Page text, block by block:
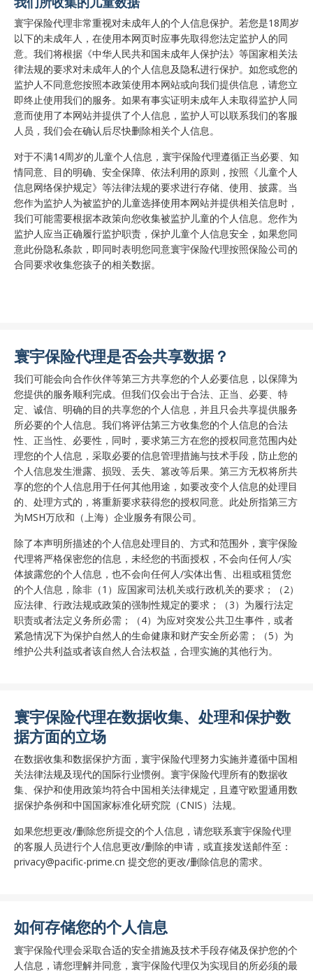
寰宇保险代理非常重视对未成年人的个人信息保护。若您是18周岁
以下的未成年人，在使用本网页时应事先取得您法定监护人的同
意。我们将根据《中华人民共和国未成年人保护法》等国家相关法
律法规的要求对未成年人的个人信息及隐私进行保护。如您或您的
监护人不同意您按照本政策使用本网站或向我们提供信息，请您立
即终止使用我们的服务。如果有事实证明未成年人未取得监护人同
意而使用了本网站并提供了个人信息，监护人可以联系我们的客服
人员，我们会在确认后尽快删除相关个人信息。
对于不满14周岁的儿童个人信息，寰宇保险代理遵循正当必要、知
情同意、目的明确、安全保障、依法利用的原则，按照《儿童个人
信息网络保护规定》等法律法规的要求进行存储、使用、披露。当
您作为监护人为被监护的儿童选择使用本网站并提供相关信息时，
我们可能需要根据本政策向您收集被监护儿童的个人信息。您作为
监护人应当正确履行监护职责，保护儿童个人信息安全，如果您同
意此份隐私条款，即同时表明您同意寰宇保险代理按照保险公司的
合同要求收集您孩子的相关数据。
寰宇保险代理是否会共享数据？
我们可能会向合作伙伴等第三方共享您的个人必要信息，以保障为
您提供的服务顺利完成。但我们仅会出于合法、正当、必要、特
定、诚信、明确的目的共享您的个人信息，并且只会共享提供服务
所必要的个人信息。我们将评估第三方收集您的个人信息的合法
性、正当性、必要性，同时，要求第三方在您的授权同意范围内处
理您的个人信息，采取必要的信息管理措施与技术手段，防止您的
个人信息发生泄露、损毁、丢失、篡改等后果。第三方无权将所共
享的您的个人信息用于任何其他用途，如要改变个人信息的处理目
的、处理方式的，将重新要求获得您的授权同意。此处所指第三方
为MSH万欣和（上海）企业服务有限公司。
除了本声明所描述的个人信息处理目的、方式和范围外，寰宇保险
代理将严格保密您的信息，未经您的书面授权，不会向任何人/实
体披露您的个人信息，也不会向任何人/实体出售、出租或租赁您
的个人信息，除非（1）应国家司法机关或行政机关的要求；（2）
应法律、行政法规或政策的强制性规定的要求；（3）为履行法定
职责或者法定义务所必需；（4）为应对突发公共卫生事件，或者
紧急情况下为保护自然人的生命健康和财产安全所必需；（5）为
维护公共利益或者该自然人合法权益，合理实施的其他行为。
寰宇保险代理在数据收集、处理和保护数
据方面的立场
在数据收集和数据保护方面，寰宇保险代理努力实施并遵循中国相
关法律法规及现代的国际行业惯例。寰宇保险代理所有的数据收
集、保护和使用政策均符合中国相关法律规定，且遵守欧盟通用数
据保护条例和中国国家标准化研究院（CNIS）法规。
如果您想更改/删除您所提交的个人信息，请您联系寰宇保险代理
的客服人员进行个人信息更改/删除的申请，或直接发送邮件至：
privacy@pacific-prime.cn 提交您的更改/删除信息的需求。
如何存储您的个人信息
寰宇保险代理会采取合适的安全措施及技术手段存储及保护您的个
人信息，请您理解并同意，寰宇保险代理仅为实现目的所必须的最